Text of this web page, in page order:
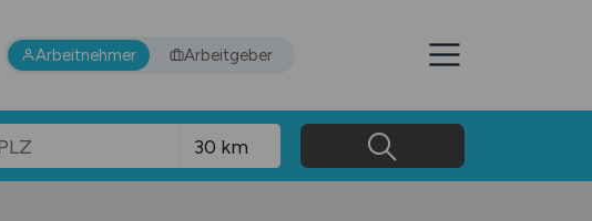
Arbeitnehmer Arbeitgeber